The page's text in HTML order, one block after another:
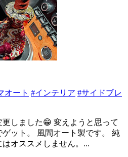
オート #インテリア #サイドブレ
しました😁 変えようと思って
ット。 風間オート製です。 純
オススメしません。...